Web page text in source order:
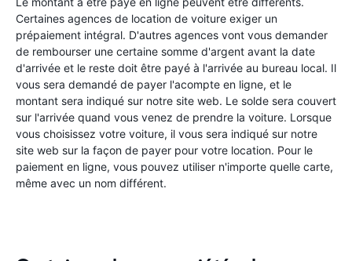
Certaines agences de location de voiture exiger un
prépaiement intégral. D'autres agences vont vous demander
de rembourser une certaine somme d'argent avant la date
d'arrivée et le reste doit être payé à l'arrivée au bureau local. Il
vous sera demandé de payer l'acompte en ligne, et le
montant sera indiqué sur notre site web. Le solde sera couvert
sur l'arrivée quand vous venez de prendre la voiture. Lorsque
vous choisissez votre voiture, il vous sera indiqué sur notre
site web sur la façon de payer pour votre location. Pour le
paiement en ligne, vous pouvez utiliser n'importe quelle carte,
même avec un nom différent.